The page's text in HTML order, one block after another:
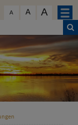
A A A